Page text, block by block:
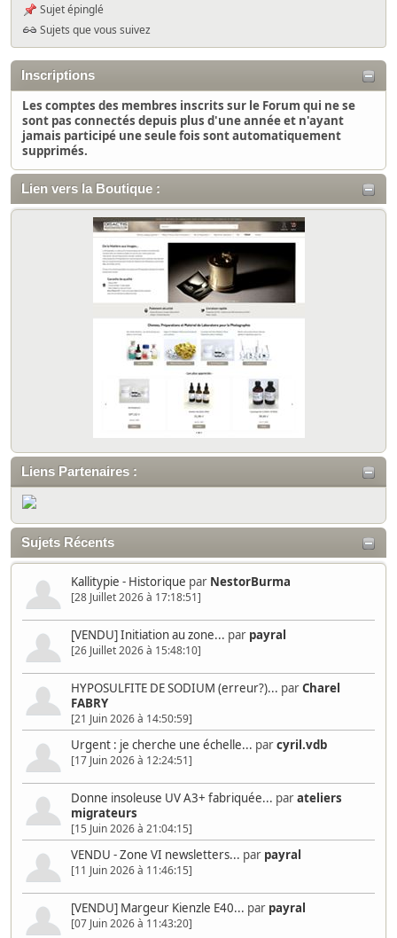
Inscriptions
Les comptes des membres inscrits sur le Forum qui ne se
sont pas connectés depuis plus d'une année et n'ayant
jamais participé une seule fois sont automatiquement
supprimés.
Lien vers la Boutique :
Liens Partenaires :
Sujets Récents
Kallitypie - Historique par NestorBurma
[28 Juillet 2026 à 17:18:51]
[VENDU] Initiation au zone... par payral
[26 Juillet 2026 à 15:48:10]
HYPOSULFITE DE SODIUM (erreur?)... parCharel
FABRY
[21 Juin 2026 à 14:50:59]
Urgent : je cherche une échelle... parcyril.vdb
[17 Juin 2026 à 12:24:51]
Donne insoleuse UV A3+ fabriquée... parateliers
migrateurs
[15 Juin 2026 à 21:04:15]
VENDU - Zone VI newsletters... par payral
[11 Juin 2026 à 11:46:15]
[VENDU] Margeur Kienzle E40... par payral
[07 Juin 2026 à 11:43:20]
Sujet épinglé
Sujets que vous suivez